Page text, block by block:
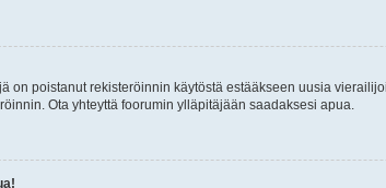
on poistanut rekisteröinnin käytöstä estääkseen uusia
Ota yhteyttä foorumin ylläpitäjään saadaksesi apua.